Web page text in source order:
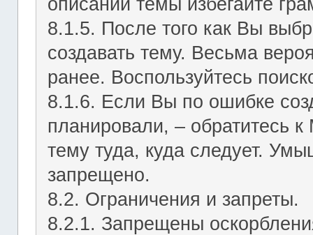
8.1.5. После того как Вы
создавать тему. Весьма
ранее. Воспользуйтесь
8.1.6. Если Вы по ошибке
планировали, – обратитесь
тему туда, куда следует.
запрещено.
8.2. Ограничения и запреты.
8.2.1. Запрещены